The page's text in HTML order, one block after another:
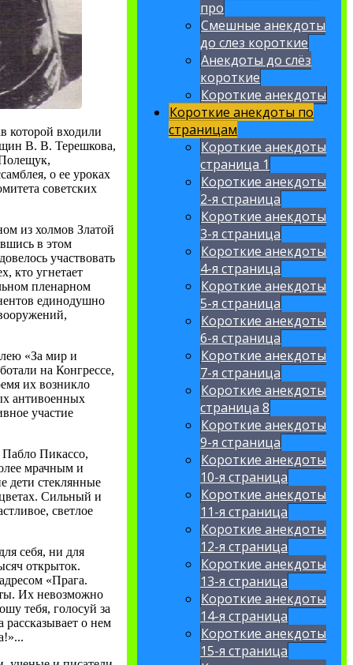
которой входили
В. В. Терешкова,
о ее уроках
советских
из холмов Златой
в этом
участвовать
кто угнетает
пленарном
единодушно
«За мир и
на Конгрессе,
их возникло
антивоенных
участие
Пабло Пикассо,
мрачным и
дети стеклянные
Сильный и
светлое
себя, ни для
открыток.
«Прага.
Их невозможно
тебя, голосуй за
о нем
про
Смешные анекдоты
до слез короткие
Анекдоты до слёз
короткие
Короткие анекдоты
Короткие анекдоты по
страницам
Короткие анекдоты
страница 1
Короткие анекдоты
2-я страница
Короткие анекдоты
3-я страница
Короткие анекдоты
4-я страница
Короткие анекдоты
5-я страница
Короткие анекдоты
6-я страница
Короткие анекдоты
7-я страница
Короткие анекдоты
страница 8
Короткие анекдоты
9-я страница
Короткие анекдоты
10-я страница
Короткие анекдоты
11-я страница
Короткие анекдоты
12-я страница
Короткие анекдоты
13-я страница
Короткие анекдоты
14-я страница
Короткие анекдоты
15-я страница